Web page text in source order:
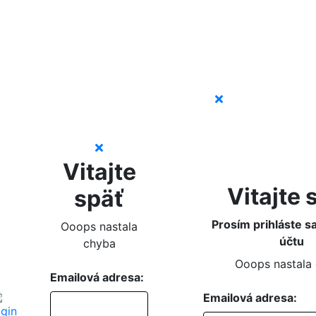
Vitajte
späť
Ooops nastala
chyba
Emailová adresa:
Vitajte
Prosím prihláste
účtu
Ooops nastala
Emailová adresa: